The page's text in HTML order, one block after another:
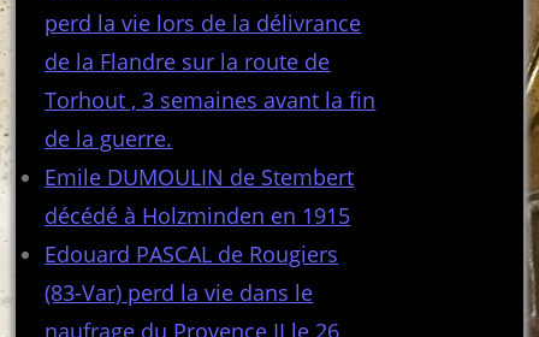
perd la vie lors de la délivrance
de la Flandre sur la route de
Torhout , 3 semaines avant la fin
de la guerre.
Emile DUMOULIN de Stembert
décédé à Holzminden en 1915
Edouard PASCAL de Rougiers
(83-Var) perd la vie dans le
naufrage du Provence II le 26